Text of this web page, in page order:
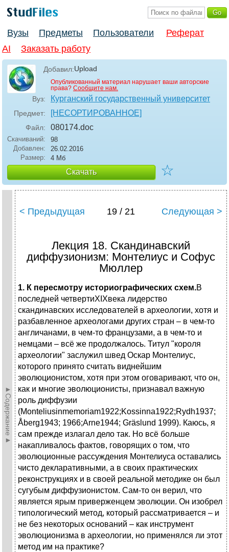
Вузы Предметы Пользователи
Реферат
AI
Заказать работу
Добавил:Upload
Опубликованный материал нарушает ваши авторские
права? Сообщите нам.
Вуз: Курганский государственный университет
Предмет: [НЕСОРТИРОВАННОЕ]
Файл: 080174.doc
Скачиваний:
98
Добавлен:
26.02.2016
Размер:
4 Мб
Скачать ☆
►Содержание►
< Предыдущая 19 / 21 Следующая >
Лекция 18. Скандинавский
диффузионизм: Монтелиус и Софус
Мюллер
1. К пересмотру историографических схем.В
последней четвертиXIXвека лидерство
скандинавских исследователей в археологии, хотя и
разбавленное археологами других стран – в чем-то
англичанами, в чем-то французами, а в чем-то и
немцами – всё же продолжалось. Титул "короля
археологии" заслужил швед Оскар Монтелиус,
которого принято считать виднейшим
эволюционистом, хотя при этом оговаривают, что он,
как и многие эволюционисты, признавал важную
роль диффузии
(Monteliusinmemoriam1922;Kossinna1922;Rydh1937;
Åberg1943; 1966;Arne1944; Gräslund 1999). Каюсь, я
сам прежде излагал дело так. Но всё больше
накапливалось фактов, говорящих о том, что
эволюционные рассуждения Монтелиуса оставались
чисто декларативными, а в своих практических
реконструкциях и в своей реальной методике он был
сугубым диффузионистом. Сам-то он верил, что
является ярым приверженцем эволюции. Он изобрел
типологический метод, который рассматривается – и
не без некоторых оснований – как инструмент
эволюционизма в археологии, но применялся ли этот
метод им на практике?